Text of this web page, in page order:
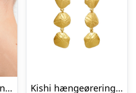
Aerun hængeøreringe – forgyldt
Kishi hængeøreringe – forgyldt